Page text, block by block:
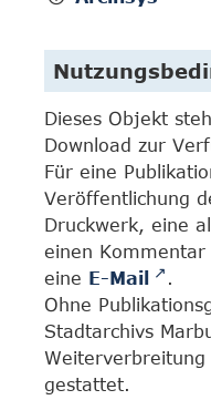
Dieses Objekt
Download zur
Für eine
Veröffentlichung
Druckwerk, eine
einen Kommentar
eine E-Mail
.
Ohne
Stadtarchivs
gestattet.